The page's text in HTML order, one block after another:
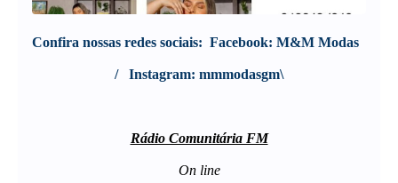
Confira nossas redes sociais: Facebook: M&M Modas
/   Instagram: mmmodasgm\
Rádio Comunitária FM
On line